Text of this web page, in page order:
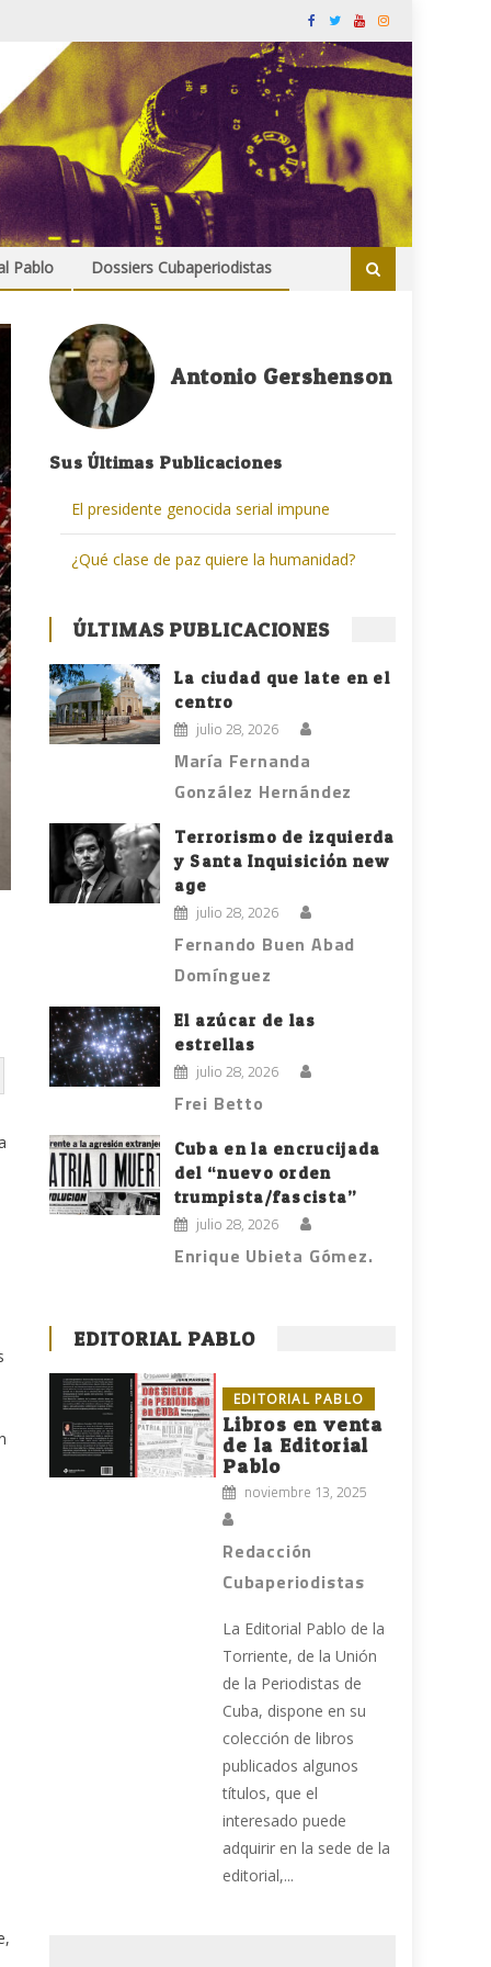
Pablo Dossiers Cubaperiodistas
Antonio Gershenson
Sus Últimas Publicaciones
El presidente genocida serial impune
¿Qué clase de paz quiere la humanidad?
ÚLTIMAS PUBLICACIONES
La ciudad que late en el
centro
julio 28, 2026
María Fernanda
González Hernández
Terrorismo de izquierda
y Santa Inquisición new
age
julio 28, 2026
Fernando Buen Abad
Domínguez
El azúcar de las
estrellas
julio 28, 2026
Frei Betto
Cuba en la encrucijada
del “nuevo orden
trumpista/fascista”
julio 28, 2026
Enrique Ubieta Gómez.
EDITORIAL PABLO
EDITORIAL PABLO
Libros en venta
de la Editorial
Pablo
noviembre 13, 2025
Redacción
Cubaperiodistas
La Editorial Pablo de la
Torriente, de la Unión
de la Periodistas de
Cuba, dispone en su
colección de libros
publicados algunos
títulos, que el
interesado puede
adquirir en la sede de la
editorial,...